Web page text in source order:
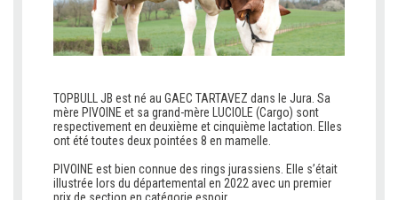
TOPBULL JB est né au GAEC TARTAVEZ dans le Jura. Sa
mère PIVOINE et sa grand-mère LUCIOLE (Cargo) sont
respectivement en deuxième et cinquième lactation. Elles
ont été toutes deux pointées 8 en mamelle.
PIVOINE est bien connue des rings jurassiens. Elle s’était
illustrée lors du départemental en 2022 avec un premier